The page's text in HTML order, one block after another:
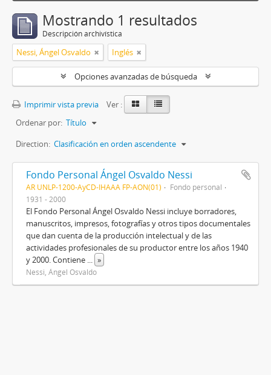
Mostrando 1 resultados
Descripción archivística
Nessi, Ángel Osvaldo Inglés
Opciones avanzadas de búsqueda
Imprimir vista previa
Ver :
Ordenar por: Título
Direction: Clasificación en orden ascendente
Fondo Personal Ángel Osvaldo Nessi
AR UNLP-1200-AyCD-IHAAA FP-AON(01)
Fondo personal
1931 - 2000
El Fondo Personal Ángel Osvaldo Nessi incluye borradores,
manuscritos, impresos, fotografías y otros tipos documentales
que dan cuenta de la producción intelectual y de las
actividades profesionales de su productor entre los años 1940
y 2000. Contiene ... »
Nessi, Ángel Osvaldo